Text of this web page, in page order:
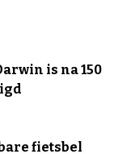
is na 150
fietsbel